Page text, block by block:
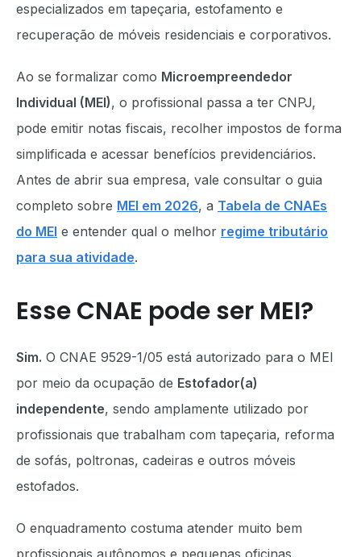
especializados em tapeçaria, estofamento e
recuperação de móveis residenciais e corporativos.
Ao se formalizar como Microempreendedor
Individual (MEI), o profissional passa a ter CNPJ,
pode emitir notas fiscais, recolher impostos de forma
simplificada e acessar benefícios previdenciários.
Antes de abrir sua empresa, vale consultar o guia
completo sobre MEI em 2026, a Tabela de CNAEs
do MEI e entender qual o melhor regime tributário
para sua atividade.
Esse CNAE pode ser MEI?
Sim. O CNAE 9529-1/05 está autorizado para o MEI
por meio da ocupação de Estofador(a)
independente, sendo amplamente utilizado por
profissionais que trabalham com tapeçaria, reforma
de sofás, poltronas, cadeiras e outros móveis
estofados.
O enquadramento costuma atender muito bem
profissionais autônomos e pequenas oficinas.